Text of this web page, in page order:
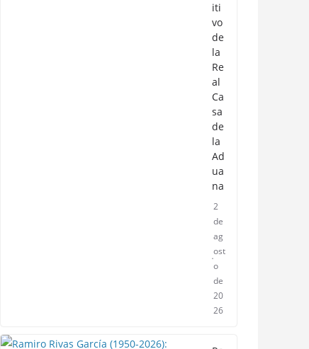
iti
vo
de
la
Re
al
Ca
sa
de
la
Ad
ua
na
2
de
ag
ost
o
de
20
26